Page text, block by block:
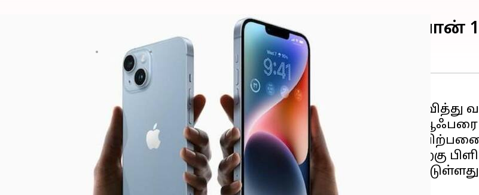
பிளிப்கார்ட் பிக் சேவிங் டேஸ் விற்பனை - ஐபோன்
Mar 13, 2023 03:00 pm
ஐபோன்மாடல்களுக்கு ப்ளிப்கார்ட் பல சலுகைகளை அறிவித்து
அதன் படி ஐபோன் 13 மற்றும் ஐபோன் 14 மாடல்களுக்கு தள்ளுபடி ஆஃபரை
ஆப்பிள் ஐபோன் 13 மார்ச் 15 அன்று பிளிப்கார்ட் பிக் சேவிங் டேஸ்
அதாவது, ஆப்பிள் ஐபோன் 13 தற்போது ரூ.30,901 தள்ளுபடிக்குப் பிறகு
இந்த ஸ்மார்ட்போன் 6.1 இன்ச் சூப்பர் ரெடினா XDR டிஸ்ப்ளே
பயோனிக் சிப்செட் மூலம் இயக்கப்படுகிறது.